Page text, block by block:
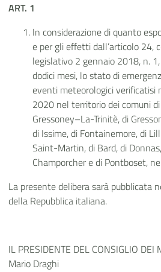
ART. 1
In considerazione di quanto
e per gli effetti dall’articolo 24,
legislativo 2 gennaio 2018, n.
dodici mesi, lo stato di
eventi meteorologici verificatisi
2020 nel territorio dei comuni
Gressoney–La-Trinitè, di
di Issime, di Fontainemore, di
Saint-Martin, di Bard, di
Champorcher e di Pontboset,
La presente delibera sarà pubblicata
della Repubblica italiana.
IL PRESIDENTE DEL CONSIGLIO DEI
Mario Draghi